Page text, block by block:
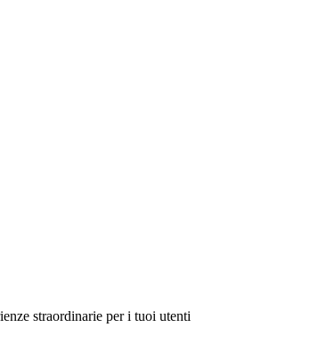
straordinarie per i tuoi utenti